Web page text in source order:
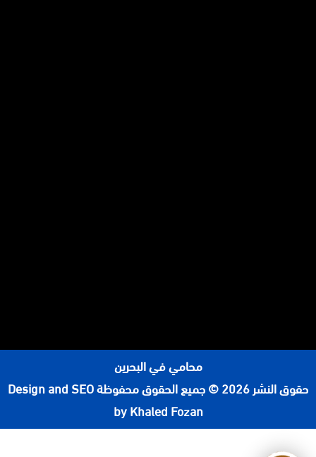
محامي في البحرين
حقوق النشر 2026 © جميع الحقوق محفوظة
Design and SEO
by Khaled Fozan